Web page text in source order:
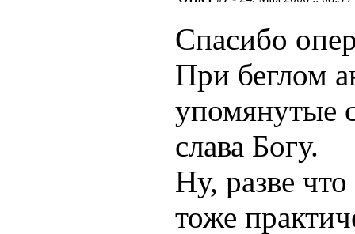
Спасибо
При беглом
упомянутые
слава Богу.
Ну, разве
тоже